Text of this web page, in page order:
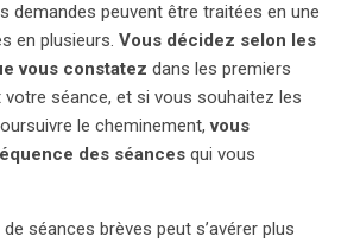
demandes peuvent être traitées en une
en plusieurs. Vous décidez selon les
vous constatez dans les premiers
séance, et si vous souhaitez les
le cheminement,vous
des séances qui vous
séances brèves peut s’avérer plus